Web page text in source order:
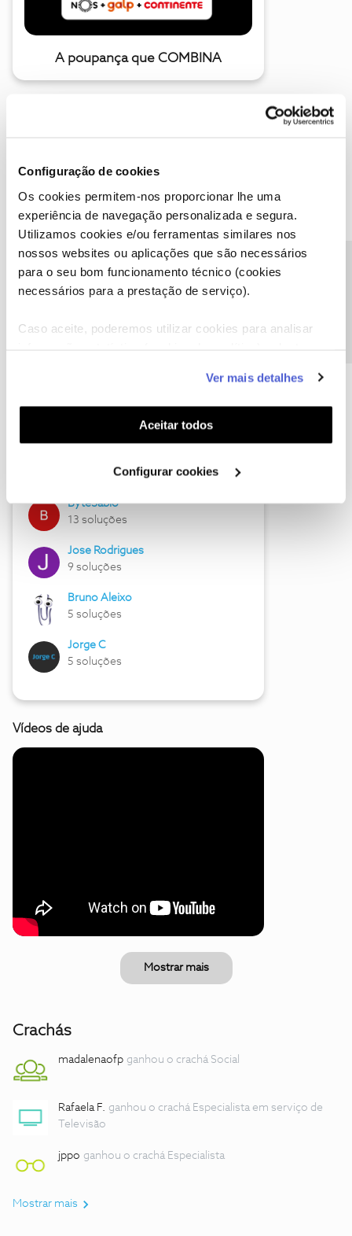
Configuração de cookies
Os cookies permitem-nos proporcionar lhe uma
experiência de navegação personalizada e segura.
Utilizamos cookies e/ou ferramentas similares nos
nossos websites ou aplicações que são necessários
para o seu bom funcionamento técnico (cookies
necessários para a prestação de serviço).
Caso aceite, poderemos utilizar cookies para analisar
funcionalidades (cookies de personalização e
funcionalidade) e adaptar anúncios aos seus interesses
(cookies de publicidade personalizada). Pode gerir a
utilização dos cookies clicando em "Configurar
Ver mais detalhes
Aceitar todos
Configurar cookies
A poupança que COMBINA
Descubra as novidades de julho
Hall of Fame de julho
17 soluções
ByteSábio
13 soluções
Jose Rodrigues
9 soluções
Bruno Aleixo
5 soluções
Jorge C
5 soluções
Vídeos de ajuda
Mostrar mais
Crachás
madalenaofp ganhou o crachá Social
Rafaela F. ganhou o crachá Especialista em serviço de
Televisão
jppo ganhou o crachá Especialista
Mostrar mais